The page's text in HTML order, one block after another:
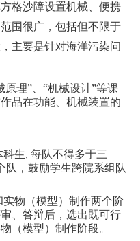
格沙障设置机械、便携
围很广，包括但不限于
主要是针对海洋污染问
理”、“机械设计”等课
品在功能、机械装置的
科生, 每队不得多于三
队，鼓励学生跨院系组队
实物（模型）制作两个阶
、答辩后，选出既可行
（模型）制作阶段。